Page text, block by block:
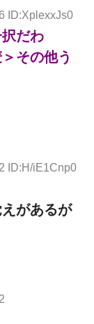
ID:XplexxJs0
だわ
その他う
ID:H/iE1Cnp0
があるが